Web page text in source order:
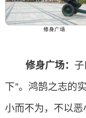
修身广场： 子
下”。 鸿鹄之志的
小而不为，不以